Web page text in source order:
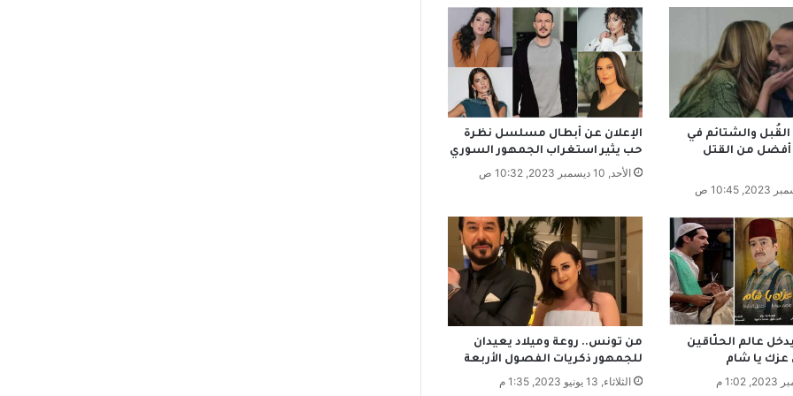
ا
ف
ل
ة
م
د
ر
س
ي
ب
ه
ر
ا
ل
ع
ا
ص
ي
ف
والشتائم في
من القتل
الإعلان عن أبطال مسلسل نظرة
حب يثير استغراب الجمهور السوري
الأحد, 10 ديسمبر 2023, 10:32 ص
عالم الحلّاقين
يا شام
من تونس.. روعة وميلاد يعيدان
للجمهور ذكريات الفصول الأربعة
الثلاثاء, 13 يونيو 2023, 1:35 م